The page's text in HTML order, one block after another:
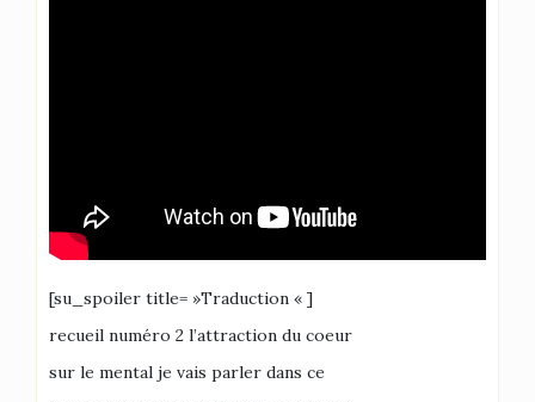
[su_spoiler title= »Traduction « ]
recueil numéro 2 l’attraction du coeur
sur le mental je vais parler dans ce